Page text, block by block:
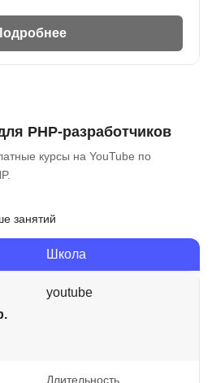
PHP-разработчиков
курсы на YouTube по
занятий
Школа
youtube
Длительность